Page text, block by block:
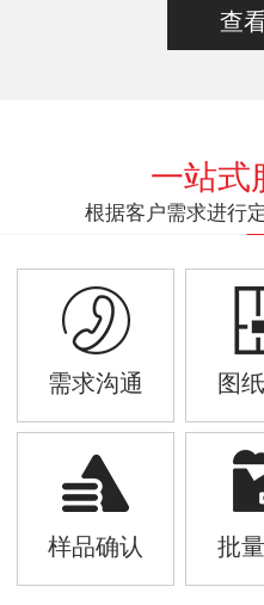
查
一站式
根据客户需求进行
需求沟通 图
样品确认 批